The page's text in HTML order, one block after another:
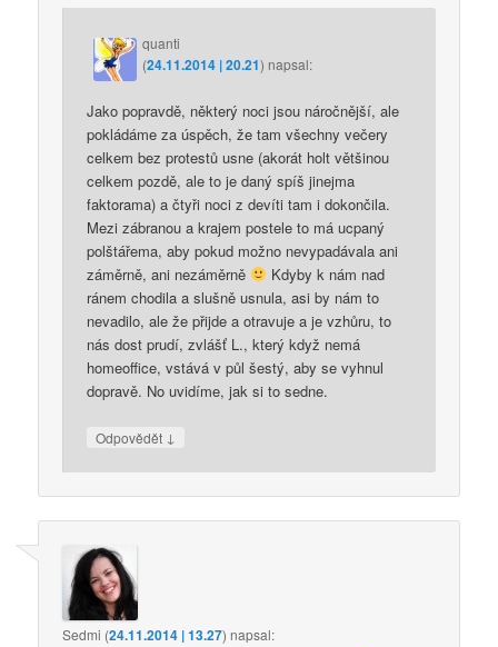
quanti
(24.11.2014 | 20.21) napsal:
Jako popravdě, některý noci jsou náročnější, ale
pokládáme za úspěch, že tam všechny večery
celkem bez protestů usne (akorát holt většinou
celkem pozdě, ale to je daný spíš jinejma
faktorama) a čtyři noci z devíti tam i dokončila.
Mezi zábranou a krajem postele to má ucpaný
polštářema, aby pokud možno nevypadávala ani
záměrně, ani nezáměrně
Kdyby k nám nad
ránem chodila a slušně usnula, asi by nám to
nevadilo, ale že přijde a otravuje a je vzhůru, to
nás dost prudí, zvlášť L., který když nemá
homeoffice, vstává v půl šestý, aby se vyhnul
dopravě. No uvidíme, jak si to sedne.
Odpovědět ↓
Sedmi (24.11.2014 | 13.27)napsal: